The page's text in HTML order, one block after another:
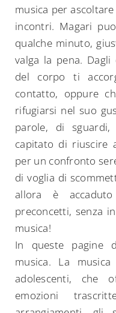
musica per
incontri. Magari
qualche minuto,
valga la pena.
del corpo ti
contatto, oppure
rifugiarsi nel suo
parole, di
capitato di riuscire
per un confronto
di voglia di
allora è
preconcetti, senza
musica!
In queste pagine
musica. La
adolescenti, che
emozioni